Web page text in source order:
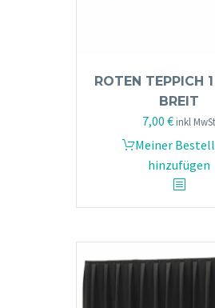
ROTEN TEPPICH
BREIT
7,00 € inkl MwSt
Meiner
hinzufügen